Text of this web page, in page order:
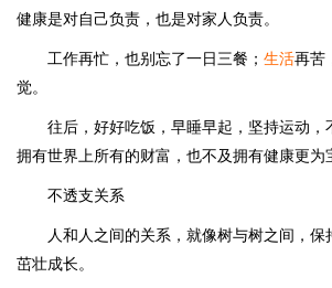
健康是对自己负责，也是对家人负责。
工作再忙，也别忘了一日三餐； 生活再苦
觉。
往后，好好吃饭，早睡早起，坚持运动，
拥有世界上所有的财富，也不及拥有健康更为
不透支关系
人和人之间的关系，就像树与树之间，
茁壮成长。